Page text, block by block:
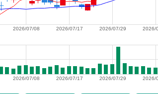
2026/
2026/07/29
2026/07/17
2026/07/08
2026/
2026/07/29
2026/07/17
2026/07/08